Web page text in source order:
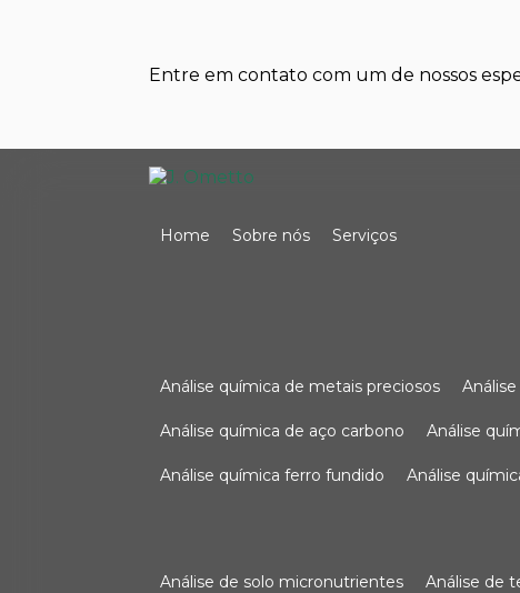
Entre em contato com um de nossos
Home Sobre nós Serviços
análise química de metais preciosos
análise química de aço carbono análise
análise química ferro fundido análise
análise de solo micronutrientes análise de